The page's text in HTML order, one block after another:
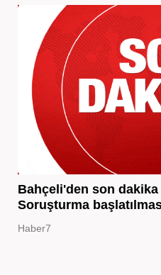
Bahçeli'den son dakika
Soruşturma
Haber7